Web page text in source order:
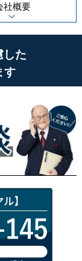
社概要
した
す